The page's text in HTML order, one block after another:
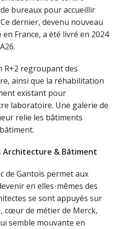
bureaux pour accueillir
dernier, devenu nouveau
France, a été livré en 2024
R+2 regroupant des
ainsi que la réhabilitation
existant pour
laboratoire. Une galerie de
relie les bâtiments
Architecture & Bâtiment
de Gantois permet aux
en elles-mêmes des
se sont appuyés sur
cœur de métier de Merck,
semble mouvante en